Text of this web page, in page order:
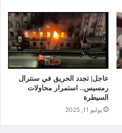
عاجل| تجدد الحريق في سنترال
رمسيس.. استمرار محاولات
السيطرة
يوليو 11, 2025